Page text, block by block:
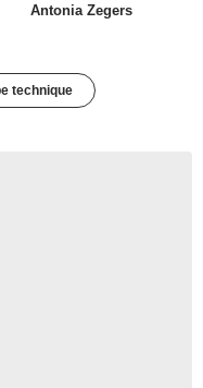
Antonia Zegers
technique